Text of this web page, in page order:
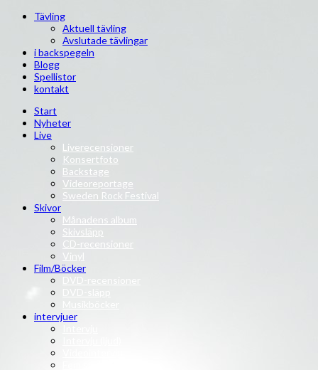
Tävling
Aktuell tävling
Avslutade tävlingar
i backspegeln
Blogg
Spellistor
kontakt
Start
Nyheter
Live
Liverecensioner
Konsertfoto
Backstage
Videoreportage
Sweden Rock Festival
Skivor
Månadens album
Skivsläpp
CD-recensioner
Vinyl
Film/Böcker
intervjuer